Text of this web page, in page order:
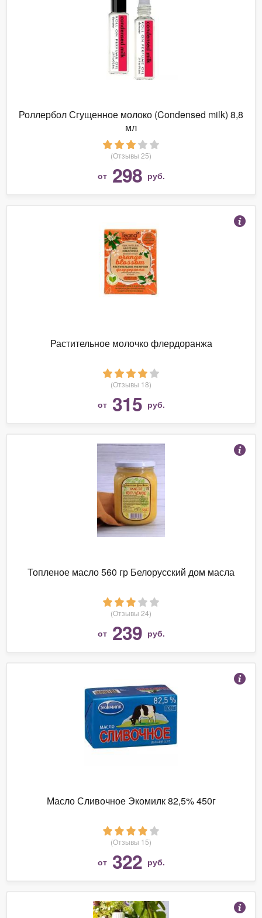
Роллербол Сгущенное молоко (Condensed milk) 8,8
мл
(Отзывы 25)
от 298 руб.
Растительное молочко флердоранжа
(Отзывы 18)
от 315 руб.
Топленое масло 560 гр Белорусский дом масла
(Отзывы 24)
от 239 руб.
Масло Сливочное Экомилк 82,5% 450г
(Отзывы 15)
от 322 руб.